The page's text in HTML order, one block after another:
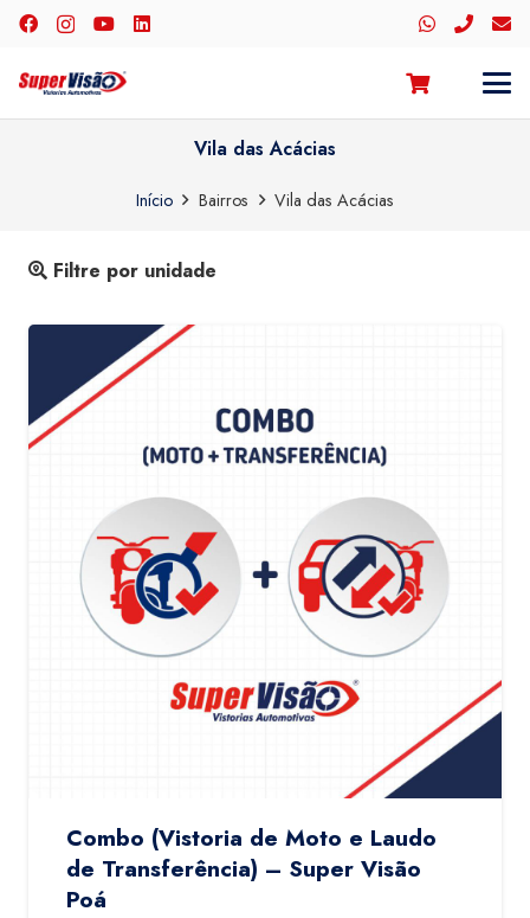
Vila das Acácias
Início Bairros Vila das Acácias
Filtre por unidade
Combo (Vistoria de Moto e Laudo
de Transferência) – Super Visão
Poá